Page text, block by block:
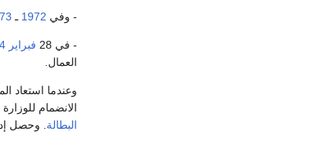
- وفي 1972 ـ
- في 28 فبراير
العمال.
وعندما استعاد
الانضمام
البطالة . وحصل